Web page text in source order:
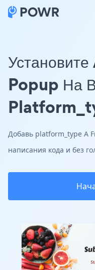
Popup На
Добавь platform_type A
написания кода и без